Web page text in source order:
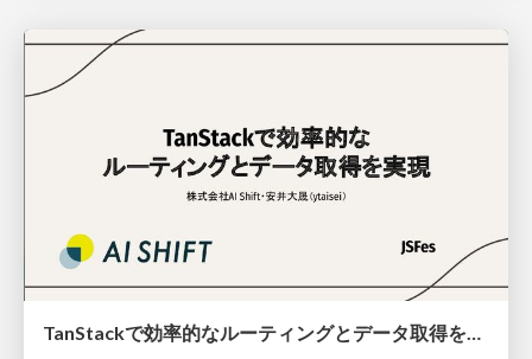
TanStackで効率的なルーティングとデータ取得を実現